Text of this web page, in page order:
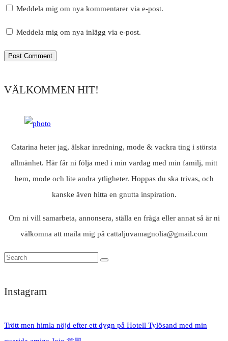
Meddela mig om nya kommentarer via e-post.
Meddela mig om nya inlägg via e-post.
VÄLKOMMEN HIT!
Catarina heter jag, älskar inredning, mode & vackra ting i största
allmänhet. Här får ni följa med i min vardag med min familj, mitt
hem, mode och lite andra ytligheter. Hoppas du ska trivas, och
kanske även hitta en gnutta inspiration.
Om ni vill samarbeta, annonsera, ställa en fråga eller annat så är ni
välkomna att maila mig på cattaljuvamagnolia@gmail.com
Instagram
Trött men himla nöjd efter ett dygn på Hotell Tylösand med min